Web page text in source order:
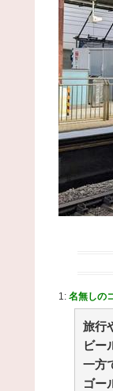
めサイ
【動
去最高
テナ！
小林
なりそ
(8/7
【芸
「今が
美バス
【巨
ハワー
ン！！
取得
8月6
社員、
– New
36歳
から
ドライ
1: 名無しの
旅行
ビー
一方
ゴー